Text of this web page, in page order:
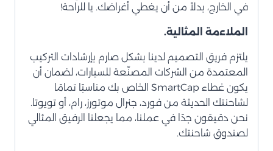
في الخارج، بدلاً من أن يغطي أغراضك. يا للراحة!
الملاءمة المثالية.
يلتزم فريق التصميم لدينا بشكل صارم بإرشادات التركيب
المعتمدة من الشركات المصنّعة للسيارات، لضمان أن
يكون غطاء SmartCap الخاص بك مناسبًا تمامًا
لشاحنتك الحديثة من فورد، جنرال موتورز، رام، أو تويوتا.
نحن دقيقون جدًا في عملنا، مما يجعلنا الرفيق المثالي
لصندوق شاحنتك.